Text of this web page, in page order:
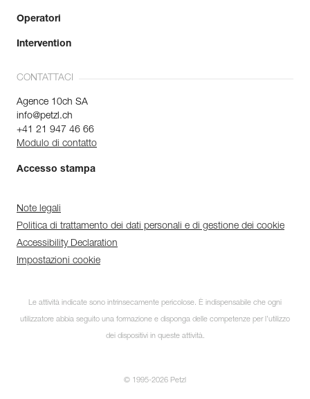
Operatori
Intervention
CONTATTACI
Agence 10ch SA
info@petzl.ch
+41 21 947 46 66
Modulo di contatto
Accesso stampa
Note legali
Politica di trattamento dei dati personali e di gestione dei cookie
Accessibility Declaration
Impostazioni cookie
Le attività indicate sono intrinsecamente pericolose. È indispensabile che ogni
utilizzatore abbia seguito una formazione e disponga delle competenze per l’utilizzo
dei dispositivi in queste attività.
© 1995-2026 Petzl